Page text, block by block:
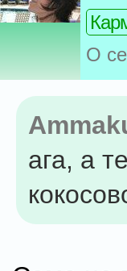
О
ага, а